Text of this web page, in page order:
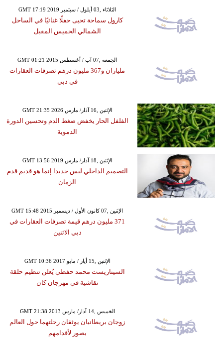
GMT 17:19 2019 الثلاثاء ,03 أيلول / سبتمبر
كارول سماحة تحيى حفلًا غنائيًا في الساحل
الشمالي الخميس المقبل
GMT 01:21 2015 الجمعة ,07 آب / أغسطس
ملياران و367 مليون درهم تصرفات العقارات
في دبي
GMT 21:35 2026 الإثنين ,16 آذار/ مارس
الفلفل الحار يخفض ضغط الدم وتحسين الدورة
الدموية
GMT 13:56 2019 الإثنين ,18 آذار/ مارس
التصميم الداخلي ليس جديدا إنما هو قديم قدم
الزمان
GMT 15:48 2015 الإثنين ,07 كانون الأول / ديسمبر
371 مليون درهم قيمة تصرفات العقارات في
دبي الاثنين
GMT 10:36 2017 الإثنين ,15 أيار / مايو
السيناريست محمد حفظي يُعلن تنظيم حلقة
نقاشية في مهرجان كان
GMT 21:38 2013 الخميس ,14 آذار/ مارس
زوجان بريطانيان يوثقان رحلتهما حول العالم
بصور لأقدامهم